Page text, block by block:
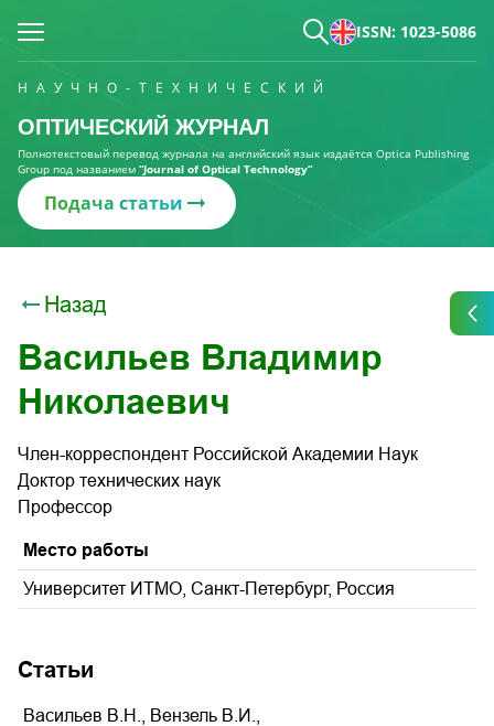
ISSN: 1023-5086
НАУЧНО-ТЕХНИЧЕСКИЙ
ОПТИЧЕСКИЙ ЖУРНАЛ
Полнотекстовый перевод журнала на английский язык издаётся Optica Publishing
Group под названием “Journal of Optical Technology“
Подача статьи
Назад
Васильев Владимир
Николаевич
Член-корреспондент Российской Академии Наук
Доктор технических наук
Профессор
Место работы
Университет ИТМО, Санкт-Петербург, Россия
Статьи
Васильев В.Н., Вензель В.И.,